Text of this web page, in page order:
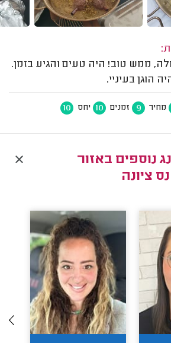
ממש טוב! היה טעים והגיע בזמן.
הוגן בעיניי.
מחיר 9 זמנים 10 יחס 10
נוספים באזור
ציונה